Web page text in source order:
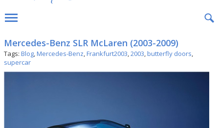
Mercedes-Benz SLR McLaren (2003-2009)
Tags: Blog,Mercedes-Benz,Frankfurt2003,2003,butterfly doors,
supercar